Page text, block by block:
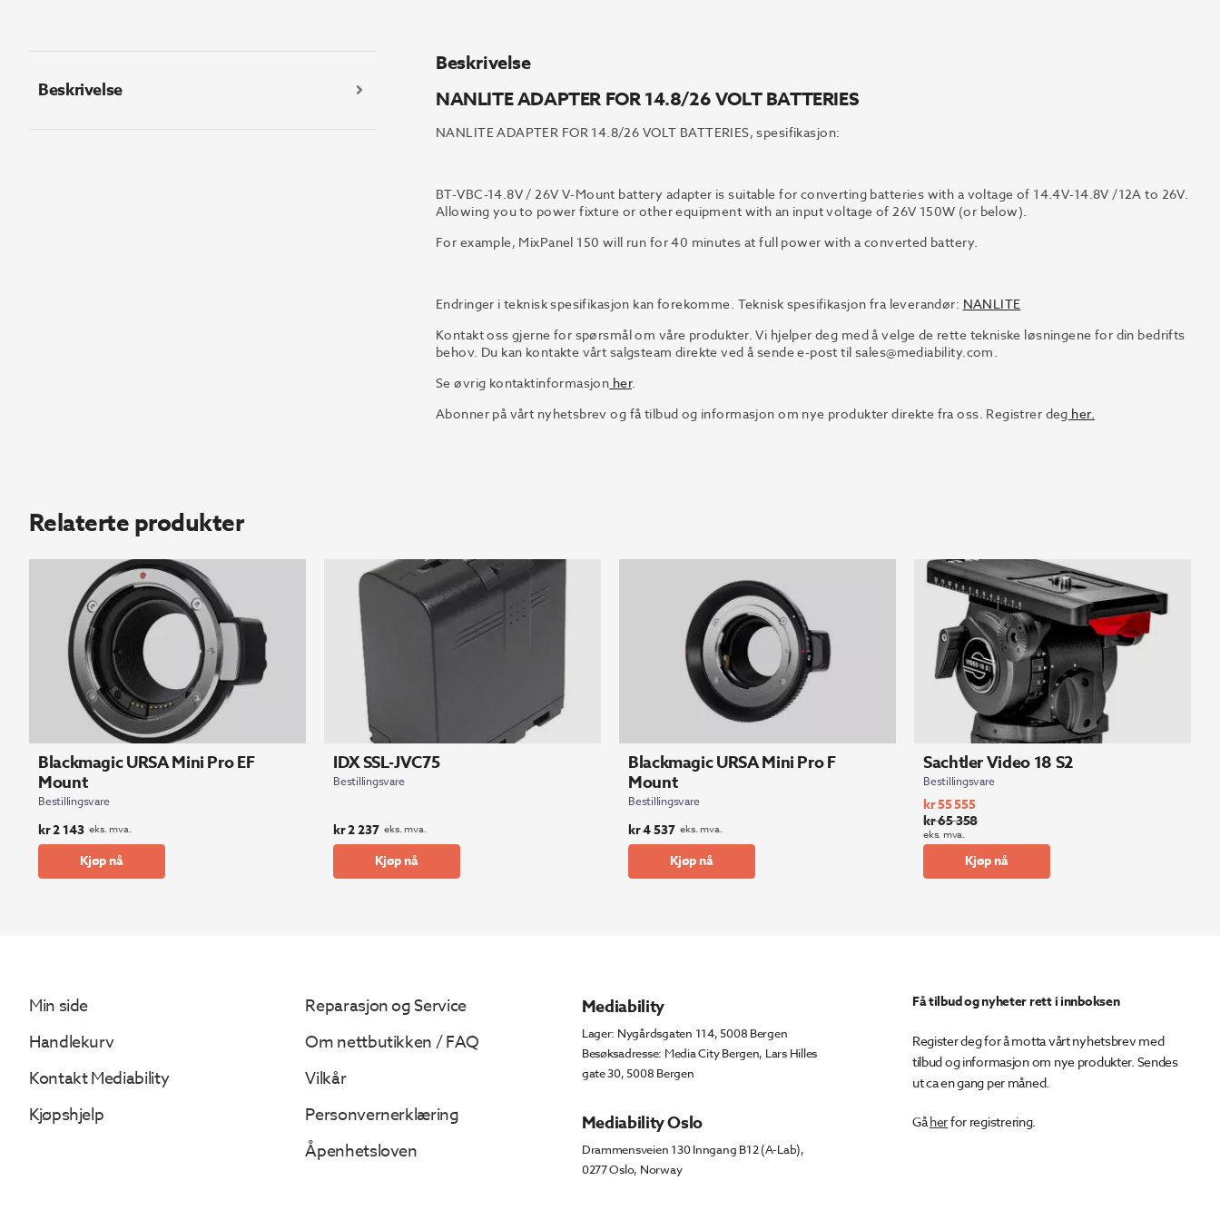
Beskrivelse
Beskrivelse
NANLITE ADAPTER FOR 14.8/26 VOLT BATTERIES
NANLITE ADAPTER FOR 14.8/26 VOLT BATTERIES, spesifikasjon:
BT-VBC-14.8V / 26V V-Mount battery adapter is suitable for converting batteries with a voltage of 14.4V-14.8V /12A to 26V.
Allowing you to power fixture or other equipment with an input voltage of 26V 150W (or below).
For example, MixPanel 150 will run for 40 minutes at full power with a converted battery.
Endringer i teknisk spesifikasjon kan forekomme. Teknisk spesifikasjon fra leverandør: NANLITE
Kontakt oss gjerne for spørsmål om våre produkter. Vi hjelper deg med å velge de rette tekniske løsningene for din bedrifts
behov. Du kan kontakte vårt salgsteam direkte ved å sende e-post til sales@mediability.com.
Se øvrig kontaktinformasjon her.
Abonner på vårt nyhetsbrev og få tilbud og informasjon om nye produkter direkte fra oss. Registrer deg her.
Relaterte produkter
Blackmagic URSA Mini Pro EF
Mount
Bestillingsvare
kr2 143 eks. mva.
Kjøp nå
IDX SSL-JVC75
Bestillingsvare
kr2 237 eks. mva.
Kjøp nå
Blackmagic URSA Mini Pro F
Mount
Bestillingsvare
kr4 537 eks. mva.
Kjøp nå
Sachtler Video 18 S2
Bestillingsvare
kr65 358
Opprinnelig
pris
kr55 555
Nåværende
pris
eks. mva.
Kjøp nå
Min side
Handlekurv
Kontakt Mediability
Kjøpshjelp
Reparasjon og Service
Om nettbutikken / FAQ
Vilkår
Personvernerklæring
Åpenhetsloven
Mediability
Lager: Nygårdsgaten 114, 5008 Bergen
Besøksadresse: Media City Bergen, Lars Hilles
gate 30, 5008 Bergen
Mediability Oslo
Drammensveien 130 Inngang B12 (A-Lab),
0277 Oslo, Norway
Få tilbud og nyheter rett i innboksen
Register deg for å motta vårt nyhetsbrev med
tilbud og informasjon om nye produkter. Sendes
ut ca en gang per måned.
Gåherfor registrering.